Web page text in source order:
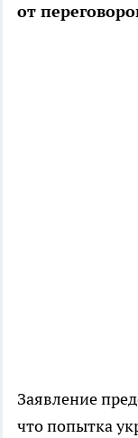
от
Заявление
что попытка